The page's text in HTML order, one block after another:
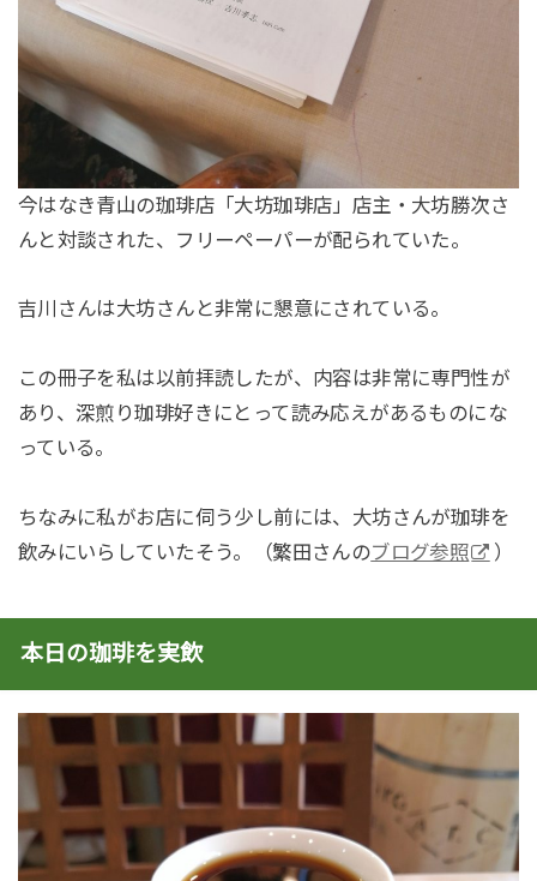
今はなき青山の珈琲店「大坊珈琲店」店主・大坊勝次さ
んと対談された、フリーペーパーが配られていた。
吉川さんは大坊さんと非常に懇意にされている。
この冊子を私は以前拝読したが、内容は非常に専門性が
あり、深煎り珈琲好きにとって読み応えがあるものにな
っている。
ちなみに私がお店に伺う少し前には、大坊さんが珈琲を
飲みにいらしていたそう。（繁田さんのブログ参照 ）
本日の珈琲を実飲